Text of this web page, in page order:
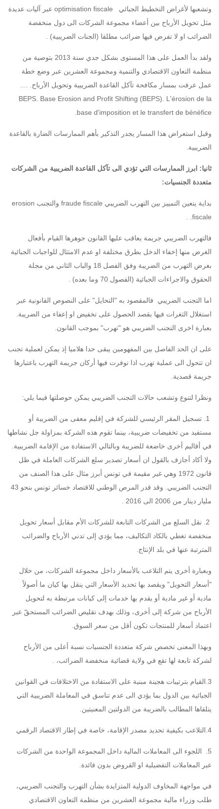
وتشعبها لأغراض التخطيط الجبائي optimisation fiscale عبر آليات عديدة
مثل تحويل الأرباح بين أعضاء مجموعة الشركات الى دول منخفضة
الضرائب او لا تفرض فيها ضرائب مطلقا (الجنات الضريبية) .
ولقد بدأ العمل على هذا المستوى بشكل جدي سنة 2013 بتوصية من
منظمة التعاون الاقتصادي والتنمية ومجموعة العشرين عبر وضع خطة
عمل عرفت بمسار مكافحة تآكل القاعدة الضريبية وتحويل الأرباح. ....
BEPS. Base Erosion and Profit Shifting (BEPS). L'érosion de la
base d'imposition et le transfert de bénéfice.
وقبل استعراض هذا المسار يجدر التذكير بأهم الممارسات الضارة بالقاعدة
الضريبية.
ثانيا: ابرز الممارسات التي تؤدي الى تآكل القاعدة الضريبية من الشركات
متعددة الجنسيات:
بداية يتعين التمييز بين التهرب الضريبي fraude fiscale والتجنب erosion
fiscale. .
فالتهرب الضريبي جريمة يعاقب عليها القانون جوهرها القيام بأفعال
الغرض منها إخفاء الدخل بطرق مختلفة او عدم الامتثال للواجبات الجبائية
بغرض التهرب من الضريبة وفق
الفصل 18 والباب الثاني من مجلة
الحقوق والاجراءات الجبائية (الفصول 70 وما بعده) .
اما التجنب الضريبي فالمقصود به "التحايل" على النصوص القانونية عبر
استغلال الثغرات فيها بقصد الحصول على تخفيض او إعفاء من الضريبة.
بعبارة اخرى التجنب الضريبي هو "تهرب" بموجب القانون.
على ان الحد الفاصل بين المفهومين يبقى حدا هلاميا إذ يمكن لعملية تجنب
ان تتحول الى عملية تهرب اذا توفرت فيها أركان جريمة التهرب باعتبارها
جريمة قصدية.
ونظرا لتنوع وتشعب حالات التجنب الضريبي يمكن حوصلتها فيما يلي:
1. تسجيل المقر الرئيسي للشركة في إقليم معفى من الضريبة أو
مستفيد من تخفيضات ضريبية، بينما تقوم هذه الشركة بمزاولة جل نشاطها
في أقاليم أخرى خاضعة للضريبة وبالتالي الاستفادة من الإقامة الضريبية.
ولا أكاد أجازف بالقول ان أسعار تصدير سلع الشركات العاملة في ظل
قانون 1972 وهي غير مقيمة في تونس أبرز مثال على هذا الصنف من
التجنب الضريبي. وقد قدر المرص الوطني للاقتصاد خسائر تونس بنحو 43
مليار دينار من 2006 الى 2016 .
2. نقل السلع من الشركات التابعة للشركات الأم مقابل أسعار تحويل
منخفضة تغطي بالكاد التكاليف، مما يؤدي إلى تدني الأرباح والضرائب
المترتبة عنها في بلد الإنتاج.
وبعبارة أخرى يتم التلاعب بالأسعار داخل مجموعة الشركات، من خلال
"أسعار التحويل" ويقصد بها تحديد الأسعار التي ينقل بها كيان ما أصولاً
مادية أو غير مادية أو يقدم بها خدمات إلى كيانات مرتبطة به لتحويل
الأرباح من شركة إلى أخرى، وذلك بهدف تقليص الضرائب المستحقّ عبر
اعتماد أسعار للمنتجات تكون أقل من سعر السوق.
وبهذا المعنى تخصص شركة متعددة الجنسيات نسبة أعلى من الأرباح
لشركة تابعة لها تقع في ولاية قضائية منخفضة الضرائب، .
3.القيام بترتيبات هجينة مبنية على الاستفادة من الاختلافات في القوانين
الجبائية بين الدول بما يؤدي الى عدم تناسق في المعاملة الضريبية التي
يتلقاها المطالب بالضريبة من الدولتين المعنيتين.
4.التلاعب بكيفية تحديد مصدر الإقامة، خاصة في إطار الاقتصاد الرقمي
5. اللجوء الى المعاملات المالية داخل المجموعة الواحدة من الشركات
عبر المعاملات التفضيلية او القروض بدون فائدة.
في مواجهة المخاوف الدولية المتزايدة بشأن التهرب والتجنب الضريبي،
طلب وزراء مالية مجموعة العشرين من منظمة التعاون الاقتصادي